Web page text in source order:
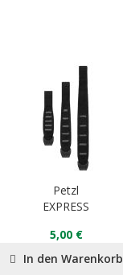
Petzl
EXPRESS
5,00 €
In den Warenkorb